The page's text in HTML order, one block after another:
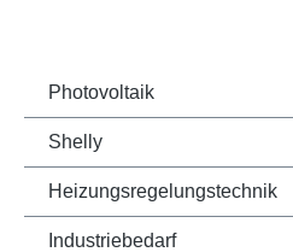
Photovoltaik
Shelly
Heizungsregelungstechnik
Industriebedarf